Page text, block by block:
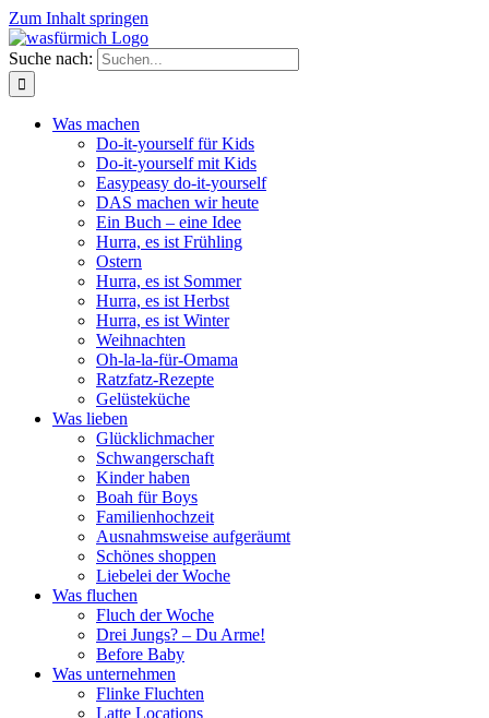
Zum Inhalt springen
Suche nach:
Was machen
Do-it-yourself für Kids
Do-it-yourself mit Kids
Easypeasy do-it-yourself
DAS machen wir heute
Ein Buch – eine Idee
Hurra, es ist Frühling
Ostern
Hurra, es ist Sommer
Hurra, es ist Herbst
Hurra, es ist Winter
Weihnachten
Oh-la-la-für-Omama
Ratzfatz-Rezepte
Gelüsteküche
Was lieben
Glücklichmacher
Schwangerschaft
Kinder haben
Boah für Boys
Familienhochzeit
Ausnahmsweise aufgeräumt
Schönes shoppen
Liebelei der Woche
Was fluchen
Fluch der Woche
Drei Jungs? – Du Arme!
Before Baby
Was unternehmen
Flinke Fluchten
Latte Locations